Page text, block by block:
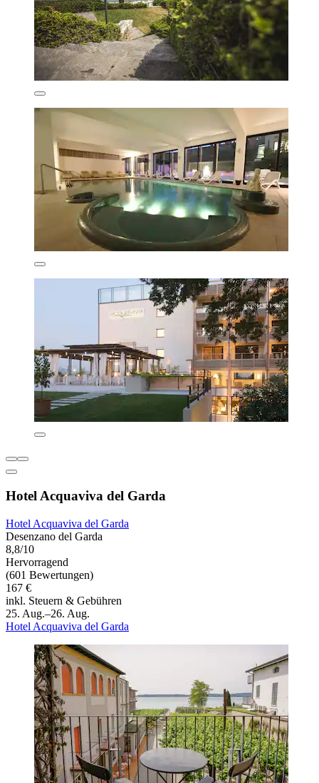
Hotel Acquaviva del Garda
Hotel Acquaviva del Garda
Desenzano del Garda
8,8/10
Hervorragend
(601 Bewertungen)
167 €
inkl. Steuern & Gebühren
25. Aug.–26. Aug.
Hotel Acquaviva del Garda